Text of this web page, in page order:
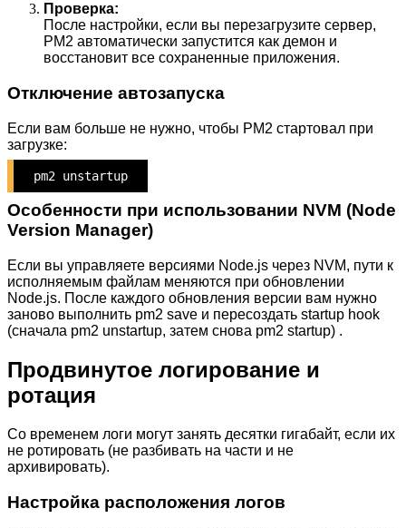
Проверка:
После настройки, если вы перезагрузите сервер,
PM2 автоматически запустится как демон и
восстановит все сохраненные приложения.
Отключение автозапуска
Если вам больше не нужно, чтобы PM2 стартовал при
загрузке:
pm2 unstartup
Особенности при использовании NVM (Node
Version Manager)
Если вы управляете версиями Node.js через NVM, пути к
исполняемым файлам меняются при обновлении
Node.js. После каждого обновления версии вам нужно
заново выполнить pm2 save и пересоздать startup hook
(сначала pm2 unstartup, затем снова pm2 startup) .
Продвинутое логирование и
ротация
Со временем логи могут занять десятки гигабайт, если их
не ротировать (не разбивать на части и не
архивировать).
Настройка расположения логов